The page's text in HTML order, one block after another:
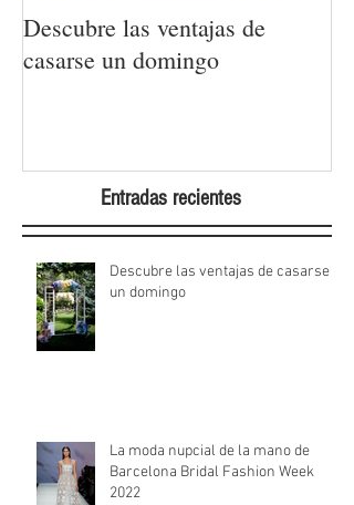
Descubre las ventajas de
casarse un domingo
Entradas recientes
Descubre las ventajas de casarse
un domingo
La moda nupcial de la mano de
Barcelona Bridal Fashion Week
2022